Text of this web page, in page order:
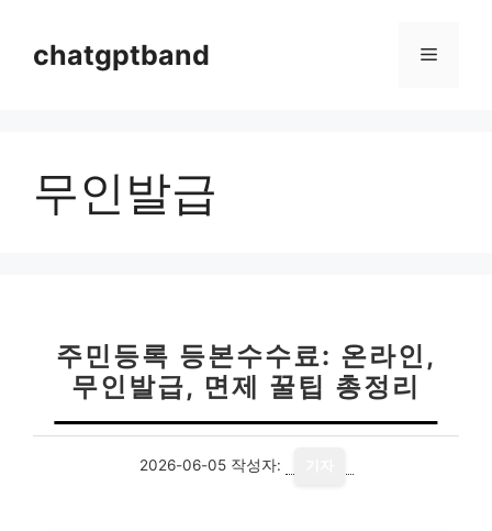
chatgptband 메
무인발급
주민등록 등본수수료: 온라인,
무인발급, 면제 꿀팁 총정리
2026-06-05 작성자: